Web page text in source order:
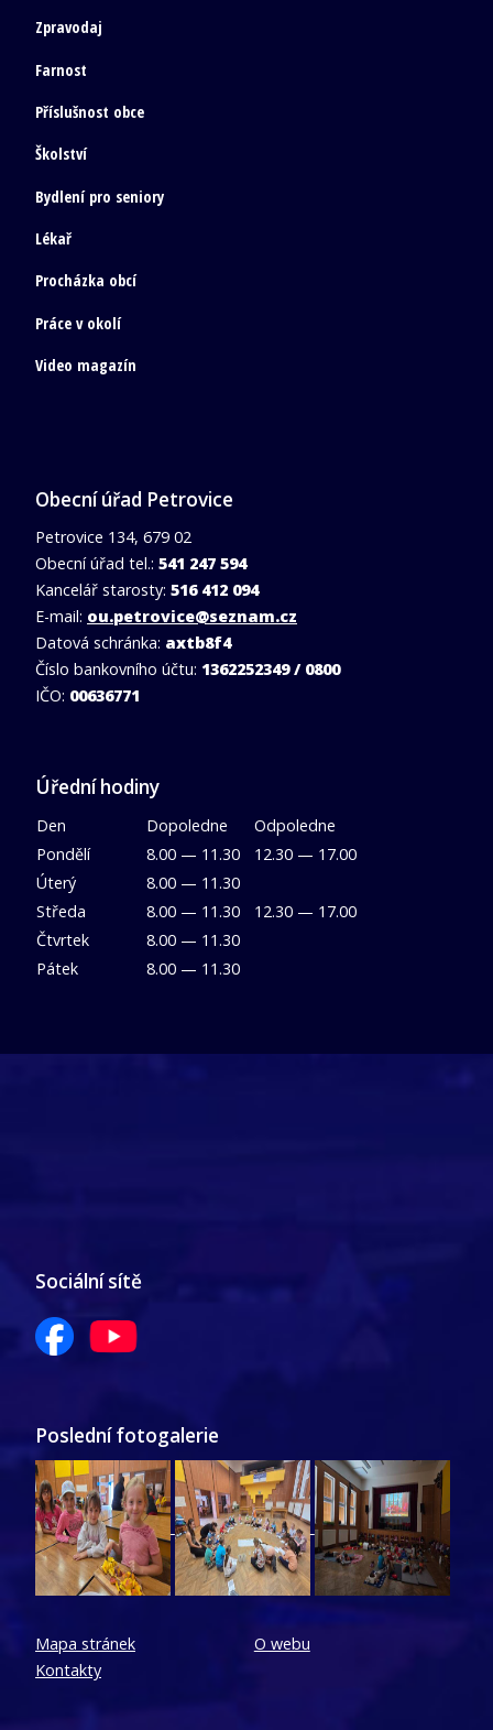
Zpravodaj
Farnost
Příslušnost obce
Školství
Bydlení pro seniory
Lékař
Procházka obcí
Práce v okolí
Video magazín
Obecní úřad Petrovice
Petrovice 134, 679 02
Obecní úřad tel.: 541 247 594
Kancelář starosty: 516 412 094
E-mail: ou.petrovice@seznam.cz
Datová schránka: axtb8f4
Číslo bankovního účtu: 1362252349 / 0800
IČO: 00636771
Úřední hodiny
Den Dopoledne
Odpoledne
Pondělí
8.00 — 11.30
12.30 — 17.00
Úterý
8.00 — 11.30
Středa
8.00 — 11.30
12.30 — 17.00
Čtvrtek
8.00 — 11.30
Pátek
8.00 — 11.30
Sociální sítě
Poslední fotogalerie
Mapa stránek
Kontakty
O webu